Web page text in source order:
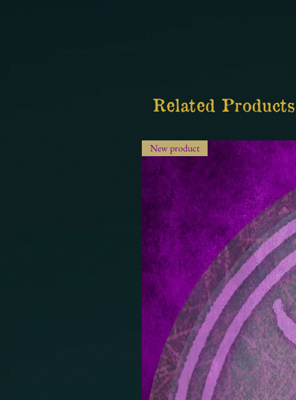
Related Products
New product